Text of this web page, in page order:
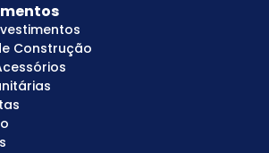
Construção